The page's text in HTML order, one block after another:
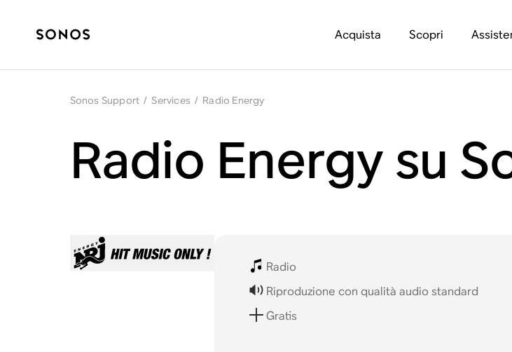
Acquista Scopri
Sonos Support / Services / Radio Energy
Radio Energy su
Radio
Riproduzione con qualità audio standard
Gratis